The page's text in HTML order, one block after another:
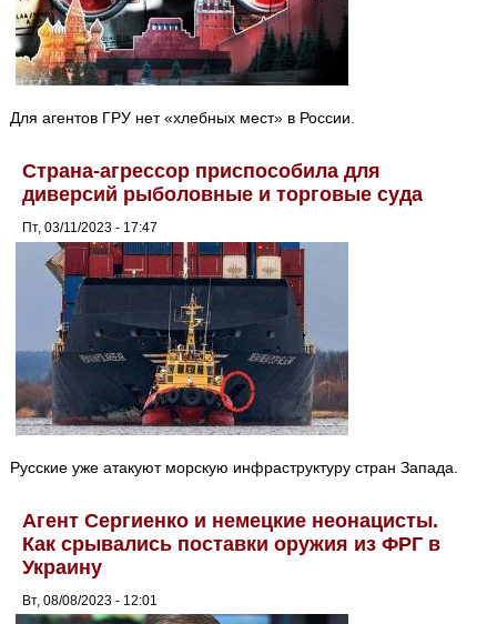
Для агентов ГРУ нет «хлебных мест» в России.
Страна-агрессор приспособила для
диверсий рыболовные и торговые суда
Пт, 03/11/2023 - 17:47
Русские уже атакуют морскую инфраструктуру стран Запада.
Агент Сергиенко и немецкие неонацисты.
Как срывались поставки оружия из ФРГ в
Украину
Вт, 08/08/2023 - 12:01